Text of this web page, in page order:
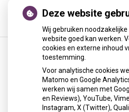
Terugroepactie
kan baby’s ziek maken
Nestlé roept de babyvoeding Little
Deze website
Wij gebruiken
website goed kan werken.
cookies en externe inhoud
toestemming.
Voor analytische cookies
Matomo en Google
werken wij samen met
en Reviews), YouTube,
Instagram, X (Twitter),